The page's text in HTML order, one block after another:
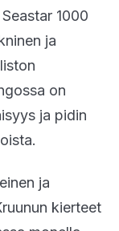
1000
ja
on
ja pidin
ja
kierteet